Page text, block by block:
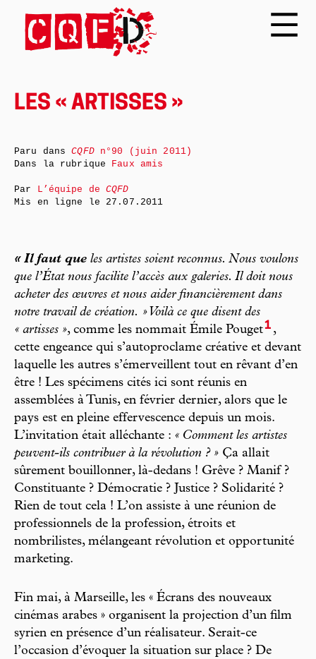
LES « ARTISSES »
« Il faut que les artistes soient reconnus. Nous voulons
que l’État nous facilite l’accès aux galeries. Il doit nous
acheter des œuvres et nous aider financièrement dans
notre travail de création. » Voilà ce que disent des
« artisses », comme les nommait Émile Pouget1 ,
cette engeance qui s’autoproclame créative et devant
laquelle les autres s’émerveillent tout en rêvant d’en
être ! Les spécimens cités ici sont réunis en
assemblées à Tunis, en février dernier, alors que le
pays est en pleine effervescence depuis un mois.
L’invitation était alléchante : « Comment les artistes
peuvent-ils contribuer à la révolution ? » Ça allait
sûrement bouillonner, là-dedans ! Grêve ? Manif ?
Constituante ? Démocratie ? Justice ? Solidarité ?
Rien de tout cela ! L’on assiste à une réunion de
professionnels de la profession, étroits et
nombrilistes, mélangeant révolution et opportunité
marketing.
Fin mai, à Marseille, les « Écrans des nouveaux
cinémas arabes » organisent la projection d’un film
syrien en présence d’un réalisateur. Serait-ce
l’occasion d’évoquer la situation sur place ? De
Paru dansCQFDn°90 (juin 2011)
Dans la rubrique Faux amis
Par L’équipe deCQFD
Mis en ligne le 27.07.2011